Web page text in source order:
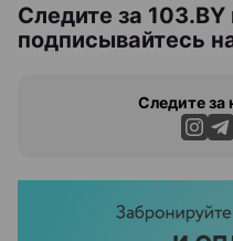
Следите за 103.BY
подписывайтесь
Следите за